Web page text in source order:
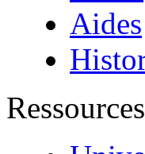
Aides
Ressources